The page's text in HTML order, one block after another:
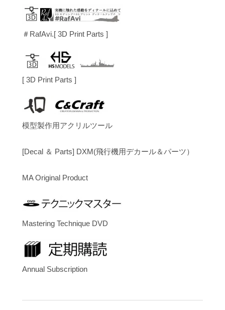
＃RafAvi.[ 3D Print Parts ]
[ 3D Print Parts ]
模型製作用アクリルツール
[Decal ＆ Parts] DXM(飛行機用デカール＆パーツ）
MA Original Product
Mastering Technique DVD
Annual Subscription